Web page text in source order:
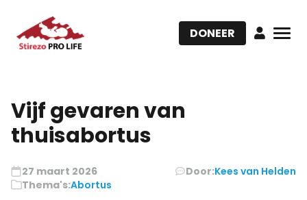
DONEER
Vijf gevaren van
thuisabortus
27 maart 2026 Door:Kees van Helden
Thema's:Abortus